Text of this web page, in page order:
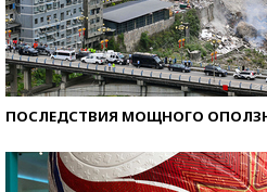
ПОСЛЕДСТВИЯ МОЩНОГО